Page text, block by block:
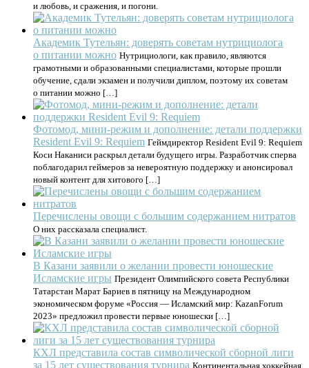
и любовь, и сражения, и погони.
Академик Тутельян: доверять советам нутрициолога
о питании можно Нутрициологи, как правило, являются
грамотными и образованными специалистами, которые прошли
обучение, сдали экзамен и получили диплом, поэтому их советам
о питании можно […]
Фотомод, мини-режим и дополнение: детали поддержки
Resident Evil 9: Requiem Геймдиректор Resident Evil 9: Requiem
Коси Наканиси раскрыл детали будущего игры. Разработчик сперва
поблагодарил геймеров за невероятную поддержку и анонсировал
новый контент для хитового […]
Перечислены овощи с большим содержанием нитратов
О них рассказала специалист.
В Казани заявили о желании провести юношеские
Исламские игры Президент Олимпийского совета Республики
Татарстан Марат Бариев в пятницу на Международном
экономическом форуме «Россия — Исламский мир: KazanForum
2023» предложил провести первые юношески […]
КХЛ представила состав символической сборной лиги
за 15 лет существования турнира Континентальная хоккейная